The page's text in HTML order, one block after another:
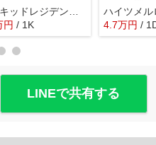
円 / 1K
ハイツメル
4.7万円 /
LINEで共有する